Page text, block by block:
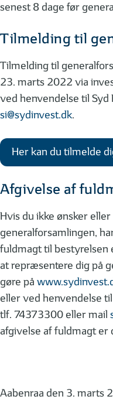
senest 8 dage før
Tilmelding til
Tilmelding til
23. marts 2022 via
ved henvendelse til
si@sydinvest.dk.
Her kan du tilmelde
Afgivelse af
Hvis du ikke ønsker
generalforsamlingen,
fuldmagt til bestyrelsen
at repræsentere dig på
gøre på
eller ved henvendelse
tlf. 74373300 eller mail
afgivelse af fuldmagt
Aabenraa den 3. marts